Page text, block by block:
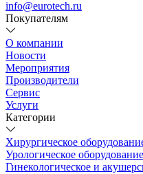
info@eurotech.ru
Покупателям
О компании
Новости
Мероприятия
Производители
Сервис
Услуги
Категории
Хирургическое
Урологическое
Гинекологическое и